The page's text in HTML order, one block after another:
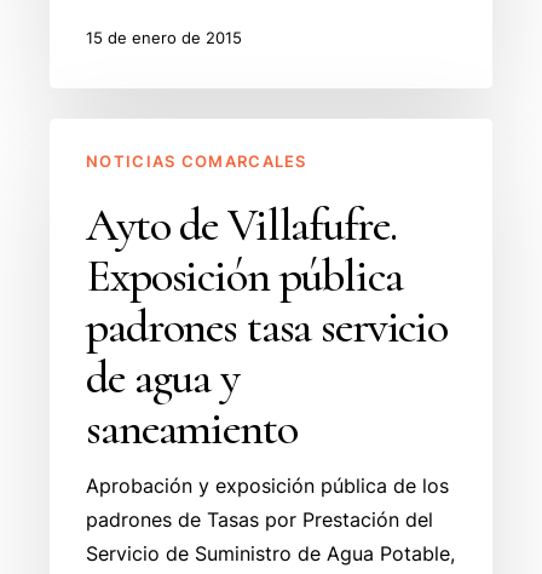
15 de enero de 2015
Exposición
pública
padrones
servicio
agua
saneamiento
NOTICIAS COMARCALES
Ayto de Villafufre.
Exposición pública
padrones tasa servicio
de agua y
saneamiento
Aprobación y exposición pública de los
padrones de Tasas por Prestación del
Servicio de Suministro de Agua Potable,